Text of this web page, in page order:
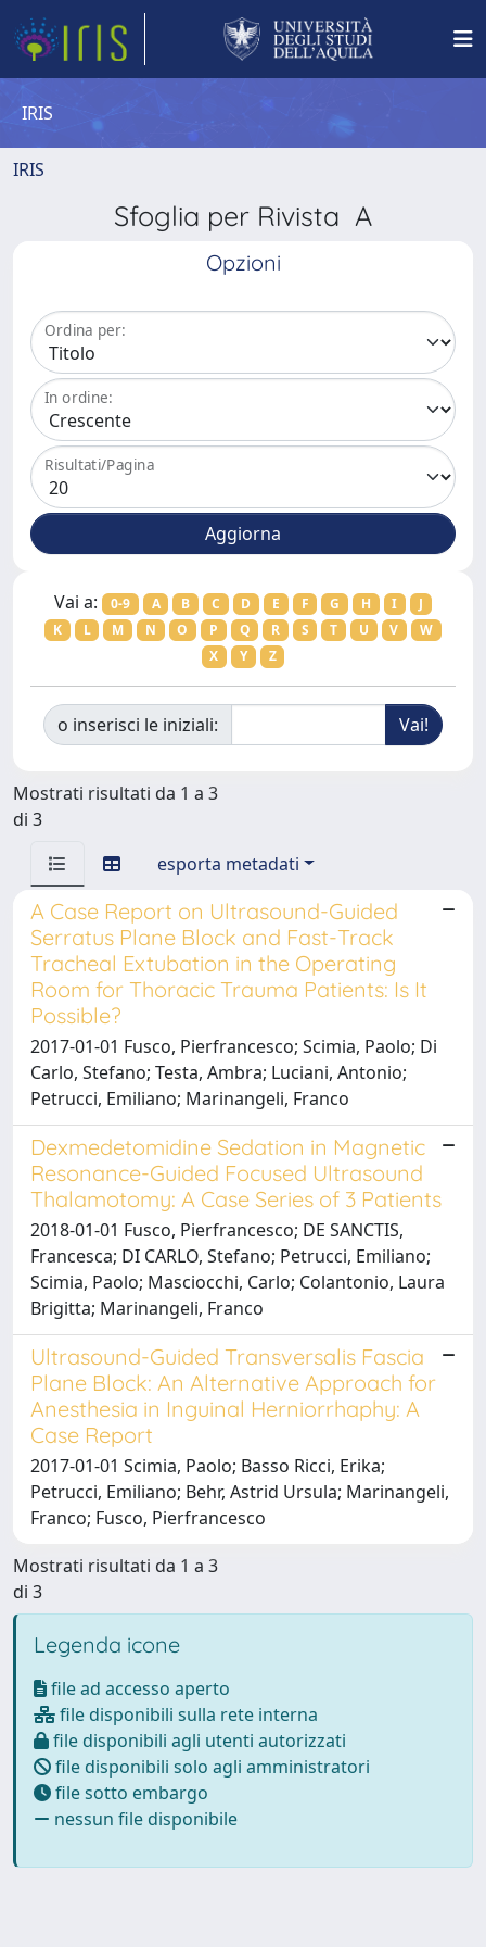
IRIS
IRIS
Sfoglia per Rivista A
Opzioni
Ordina per:
In ordine:
Risultati/Pagina
Vai a: 0-9 A B C D E F G H I
J
K
L M N O P Q R S T U V
W
X
Y Z
o inserisci le iniziali:
Mostrati risultati da 1 a 3
di 3
esporta metadati
A Case Report on Ultrasound-Guided
Serratus Plane Block and Fast-Track
Tracheal Extubation in the Operating
Room for Thoracic Trauma Patients: Is It
Possible?
2017-01-01 Fusco, Pierfrancesco; Scimia, Paolo; Di
Carlo, Stefano; Testa, Ambra; Luciani, Antonio;
Petrucci, Emiliano; Marinangeli, Franco
Dexmedetomidine Sedation in Magnetic
Resonance-Guided Focused Ultrasound
Thalamotomy: A Case Series of 3 Patients
2018-01-01 Fusco, Pierfrancesco; DE SANCTIS,
Francesca; DI CARLO, Stefano; Petrucci, Emiliano;
Scimia, Paolo; Masciocchi, Carlo; Colantonio, Laura
Brigitta; Marinangeli, Franco
Ultrasound-Guided Transversalis Fascia
Plane Block: An Alternative Approach for
Anesthesia in Inguinal Herniorrhaphy: A
Case Report
2017-01-01 Scimia, Paolo; Basso Ricci, Erika;
Petrucci, Emiliano; Behr, Astrid Ursula; Marinangeli,
Franco; Fusco, Pierfrancesco
Mostrati risultati da 1 a 3
di 3
Legenda icone
file ad accesso aperto
file disponibili sulla rete interna
file disponibili agli utenti autorizzati
file disponibili solo agli amministratori
file sotto embargo
nessun file disponibile